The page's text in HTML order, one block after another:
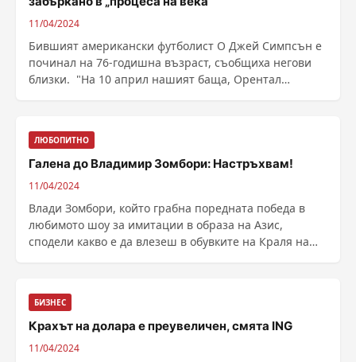
11/04/2024
Бившият американски футболист О Джей Симпсън е
починал на 76-годишна възраст, съобщиха негови
близки. "На 10 април нашият баща, Орентал
ЛЮБОПИТНО
Галена до Владимир Зомбори: Настръхвам!
11/04/2024
Влади Зомбори, който грабна поредната победа в
любимото шоу за имитации в образа на Азис,
сподели какво е да влезеш в обувките на Краля на
БИЗНЕС
Крахът на долара е преувеличен, смята ING
11/04/2024